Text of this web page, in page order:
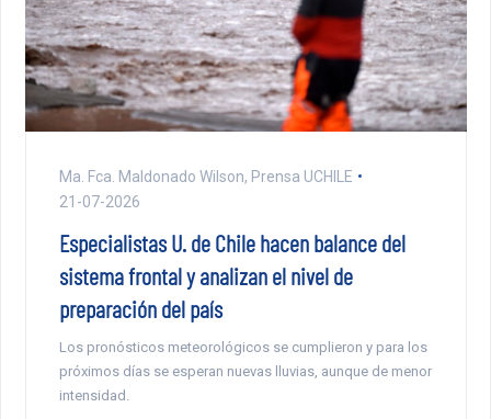
Ma. Fca. Maldonado Wilson, Prensa UCHILE
21-07-2026
Especialistas U. de Chile hacen balance del
sistema frontal y analizan el nivel de
preparación del país
Los pronósticos meteorológicos se cumplieron y para los
próximos días se esperan nuevas lluvias, aunque de menor
intensidad.